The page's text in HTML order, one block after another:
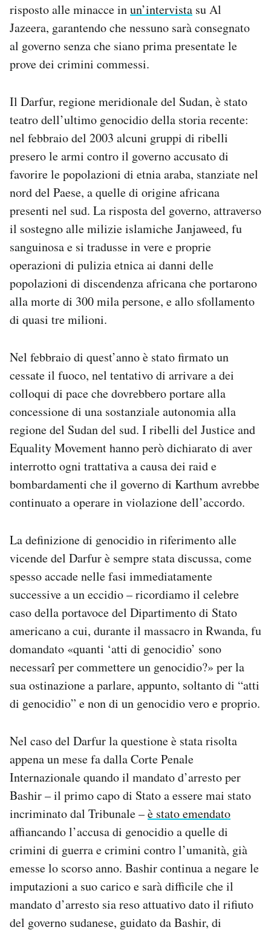
risposto alle minacce inun’intervista su Al
Jazeera, garantendo che nessuno sarà consegnato
al governo senza che siano prima presentate le
prove dei crimini commessi.
Il Darfur, regione meridionale del Sudan, è stato
teatro dell’ultimo genocidio della storia recente:
nel febbraio del 2003 alcuni gruppi di ribelli
presero le armi contro il governo accusato di
favorire le popolazioni di etnia araba, stanziate nel
nord del Paese, a quelle di origine africana
presenti nel sud. La risposta del governo, attraverso
il sostegno alle milizie islamiche Janjaweed, fu
sanguinosa e si tradusse in vere e proprie
operazioni di pulizia etnica ai danni delle
popolazioni di discendenza africana che portarono
alla morte di 300 mila persone, e allo sfollamento
di quasi tre milioni.
Nel febbraio di quest’anno è stato firmato un
cessate il fuoco, nel tentativo di arrivare a dei
colloqui di pace che dovrebbero portare alla
concessione di una sostanziale autonomia alla
regione del Sudan del sud. I ribelli del Justice and
Equality Movement hanno però dichiarato di aver
interrotto ogni trattativa a causa dei raid e
bombardamenti che il governo di Karthum avrebbe
continuato a operare in violazione dell’accordo.
La definizione di genocidio in riferimento alle
vicende del Darfur è sempre stata discussa, come
spesso accade nelle fasi immediatamente
successive a un eccidio – ricordiamo il celebre
caso della portavoce del Dipartimento di Stato
americano a cui, durante il massacro in Rwanda, fu
domandato «quanti ‘atti di genocidio’ sono
necessarî per commettere un genocidio?» per la
sua ostinazione a parlare, appunto, soltanto di “atti
di genocidio” e non di un genocidio vero e proprio.
Nel caso del Darfur la questione è stata risolta
appena un mese fa dalla Corte Penale
Internazionale quando il mandato d’arresto per
Bashir – il primo capo di Stato a essere mai stato
incriminato dal Tribunale –è stato emendato
affiancando l’accusa di genocidio a quelle di
crimini di guerra e crimini contro l’umanità, già
emesse lo scorso anno. Bashir continua a negare le
imputazioni a suo carico e sarà difficile che il
mandato d’arresto sia reso attuativo dato il rifiuto
del governo sudanese, guidato da Bashir, di